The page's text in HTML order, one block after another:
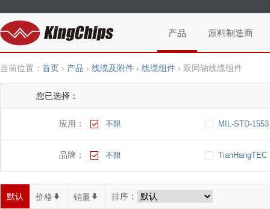
产品 原料制造商
当前位置： 首页 › 产品 › 线缆及附件 › 线缆组件 › 双同轴线缆组件
您已选择：
应用： 不限 MIL-STD-1553
品牌： 不限 TianHangTEC
默认 价格 * 销量 * 排序：